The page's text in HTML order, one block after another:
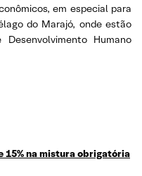
em especial para
do Marajó, onde estão
Humano
15% na mistura obrigatória